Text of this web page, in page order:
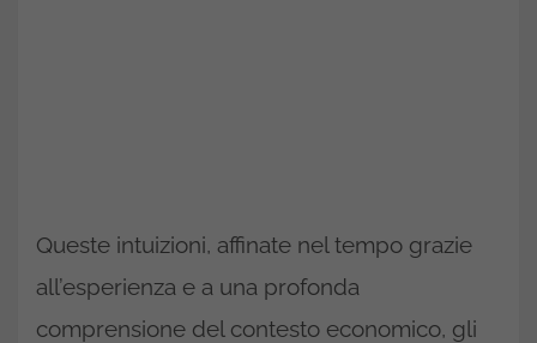
Queste intuizioni, affinate nel tempo grazie
all’esperienza e a una profonda
comprensione del contesto economico, gli